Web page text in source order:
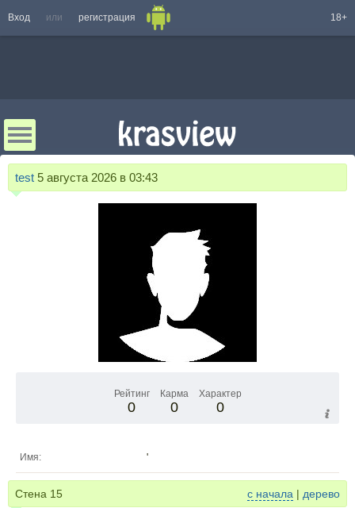
Вход или регистрация 18+
test 5 августа 2026 в 03:43
Рейтинг
0
Карма
0
Характер
0
Имя: '
Стена 15 с начала | дерево